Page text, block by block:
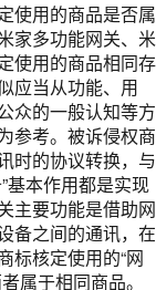
使用的商品是否属
家多功能网关、米
使用的商品相同存
应当从功能、用
众的一般认知等方
参考。被诉侵权商
时的协议转换，与
基本作用都是实现
主要功能是借助网
备之间的通讯，在
标核定使用的“网
属于相同商品。